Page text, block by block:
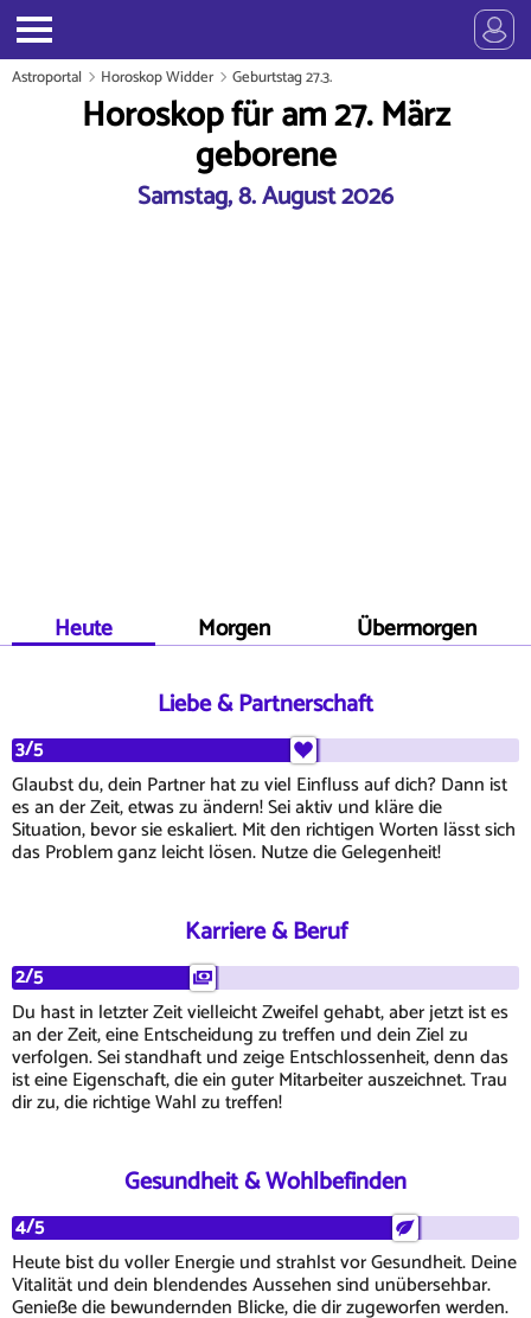
Astroportal Horoskop Widder Geburtstag 27.3.
Horoskop für am 27. März
geborene
Samstag, 8. August 2026
Heute Morgen Übermorgen
Liebe & Partnerschaft
3/5
Glaubst du, dein Partner hat zu viel Einfluss auf dich? Dann ist
es an der Zeit, etwas zu ändern! Sei aktiv und kläre die
Situation, bevor sie eskaliert. Mit den richtigen Worten lässt sich
das Problem ganz leicht lösen. Nutze die Gelegenheit!
Karriere & Beruf
2/5
Du hast in letzter Zeit vielleicht Zweifel gehabt, aber jetzt ist es
an der Zeit, eine Entscheidung zu treffen und dein Ziel zu
verfolgen. Sei standhaft und zeige Entschlossenheit, denn das
ist eine Eigenschaft, die ein guter Mitarbeiter auszeichnet. Trau
dir zu, die richtige Wahl zu treffen!
Gesundheit & Wohlbefinden
4/5
Heute bist du voller Energie und strahlst vor Gesundheit. Deine
Vitalität und dein blendendes Aussehen sind unübersehbar.
Genieße die bewundernden Blicke, die dir zugeworfen werden.